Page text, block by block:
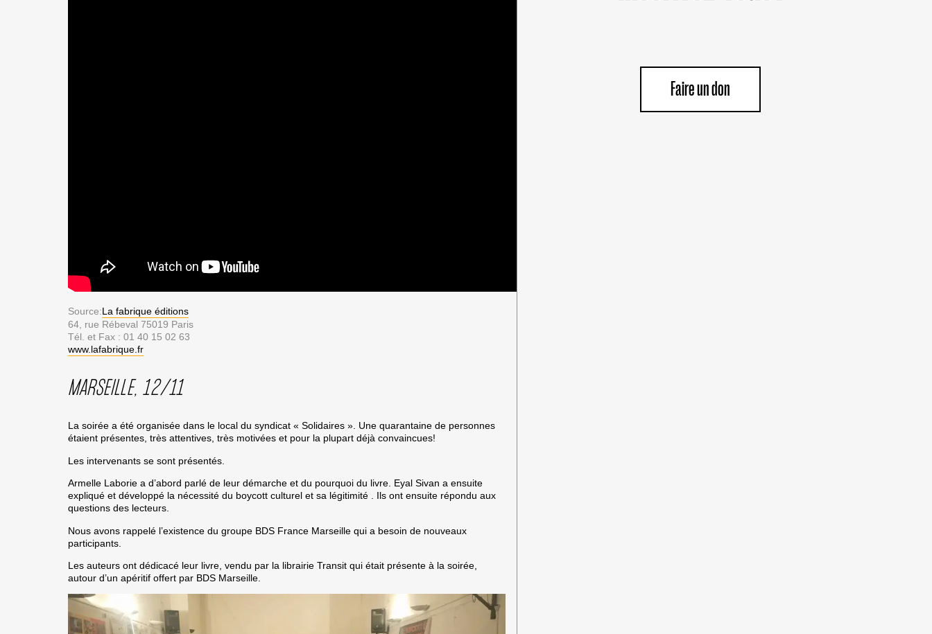
Source:La fabrique éditions
64, rue Rébeval 75019 Paris
Tél. et Fax : 01 40 15 02 63
www.lafabrique.fr
MARSEILLE, 12/11
La soirée a été organisée dans le local du syndicat « Solidaires ». Une quarantaine de personnes
étaient présentes, très attentives, très motivées et pour la plupart déjà convaincues!
Les intervenants se sont présentés.
Armelle Laborie a d’abord parlé de leur démarche et du pourquoi du livre. Eyal Sivan a ensuite
expliqué et développé la nécessité du boycott culturel et sa légitimité . Ils ont ensuite répondu aux
questions des lecteurs.
Nous avons rappelé l’existence du groupe BDS France Marseille qui a besoin de nouveaux
participants.
Les auteurs ont dédicacé leur livre, vendu par la librairie Transit qui était présente à la soirée,
autour d’un apéritif offert par BDS Marseille.
Faire un don